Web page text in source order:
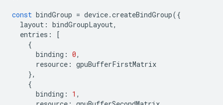
const bindGroup = device.createBindGroup({
layout : bindGroupLayout,
entries :
[
{
binding : 0,
resource : gpuBufferFirstMatrix
},
{
binding : 1 ,